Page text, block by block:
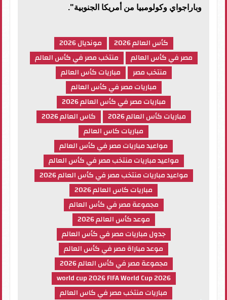
وباراجواي وكولومبيا من أمريكا الجنوبية".
كأس العالم 2026
مونديال 2026
مصر في كأس العالم
منتخب مصر في كأس العالم
منتخب مصر
مباريات كأس العالم
مباريات مصر في كأس العالم
مباريات مصر في كأس العالم 2026
مباريات كأس العالم 2026
كاس العالم 2026
مباريات كاس العالم
مواعيد مباريات مصر في كأس العالم
مواعيد مباريات منتخب مصر في كأس العالم
مواعيد مباريات منتخب مصر في كأس العالم 2026
مباريات كاس العالم 2026
مجموعة مصر في كأس العالم
موعد كأس العالم 2026
جدول مباريات مصر في كأس العالم
موعد مباراة مصر في كأس العالم
مجموعة مصر في كأس العالم 2026
world cup 2026 FIFA World Cup 2026
مباريات منتخب مصر في كاس العالم